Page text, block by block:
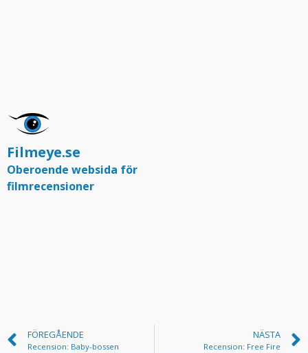
Filmeye.se
Oberoende websida för
filmrecensioner
FÖREGÅENDE
Recension: Baby-bossen
NÄSTA
Recension: Free Fire